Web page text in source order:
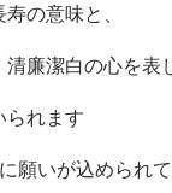
の意味と、
清廉潔白の心を表
られます
願いが込められ